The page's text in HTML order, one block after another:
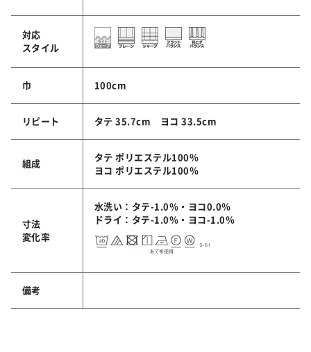
対応
スタイル
巾 100cm
リピート タテ 35.7cm ヨコ 33.5cm
組成
タテ ポリエステル100％
ヨコ ポリエステル100％
寸法
変化率
水洗い：タテ-1.0％・ヨコ0.0％
ドライ：タテ-1.0％・ヨコ-1.0％
備考